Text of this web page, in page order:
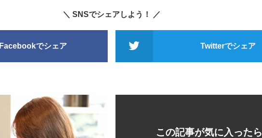
＼ SNSでシェアしよう！ ／
Facebookでシェア Twitterでシェア
この記事が気に入ったら